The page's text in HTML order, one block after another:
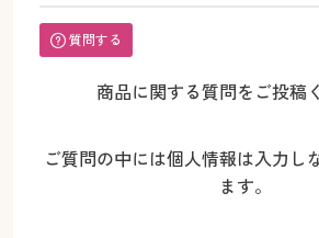
質問する
商品に関する質問をご投稿
ご質問の中には個人情報は入力し
ます。